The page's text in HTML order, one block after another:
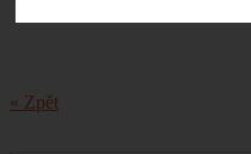
« Zpět